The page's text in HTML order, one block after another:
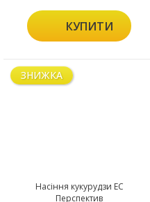
КУПИТИ
ЗНИЖКА
Насіння кукурудзи ЕС
Перспектив